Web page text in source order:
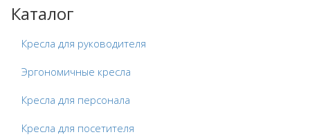
Каталог
Кресла для руководителя
Эргономичные кресла
Кресла для персонала
Кресла для посетителя